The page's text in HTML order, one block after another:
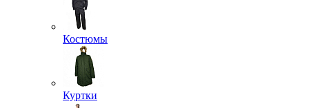
Костюмы
Куртки